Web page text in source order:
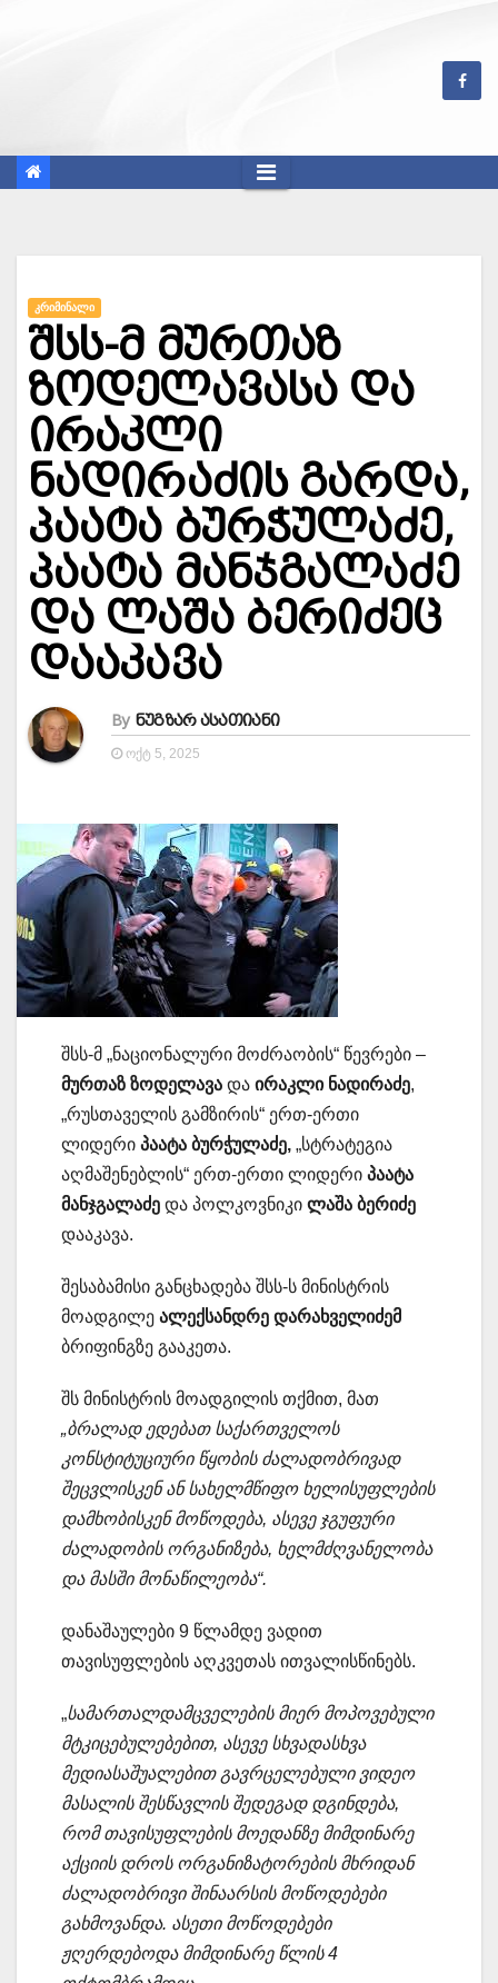
ᲙᲠᲘᲛᲘᲜᲐᲚᲘ
შსს-მ მურთაზ
ზოდელავასა და
ირაკლი
ნადირაძის გარდა,
პაატა ბურჭულაძე,
პაატა მანჯგალაძე
და ლაშა ბერიძეც
დააკავა
By ნუგზარ ასათიანი
ᲝᲥᲢ 5, 2025
შსს-მ „ნაციონალური მოძრაობის“ წევრები –
მურთაზ ზოდელავა და ირაკლი ნადირაძე,
„რუსთაველის გამზირის“ ერთ-ერთი
ლიდერი პაატა ბურჭულაძე, „სტრატეგია
აღმაშენებლის“ ერთ-ერთი ლიდერი პაატა
მანჯგალაძე და პოლკოვნიკი ლაშა ბერიძე
დააკავა.
შესაბამისი განცხადება შსს-ს მინისტრის
მოადგილე ალექსანდრე დარახველიძემ
ბრიფინგზე გააკეთა.
შს მინისტრის მოადგილის თქმით, მათ
„ბრალად ედებათ საქართველოს
კონსტიტუციური წყობის ძალადობრივად
შეცვლისკენ ან სახელმწიფო ხელისუფლების
დამხობისკენ მოწოდება, ასევე ჯგუფური
ძალადობის ორგანიზება, ხელმძღვანელობა
და მასში მონაწილეობა“.
დანაშაულები 9 წლამდე ვადით
თავისუფლების აღკვეთას ითვალისწინებს.
„სამართალდამცველების მიერ მოპოვებული
მტკიცებულებებით, ასევე სხვადასხვა
მედიასაშუალებით გავრცელებული ვიდეო
მასალის შესწავლის შედეგად დგინდება,
რომ თავისუფლების მოედანზე მიმდინარე
აქციის დროს ორგანიზატორების მხრიდან
ძალადობრივი შინაარსის მოწოდებები
გახმოვანდა. ასეთი მოწოდებები
ჟღერდებოდა მიმდინარე წლის 4